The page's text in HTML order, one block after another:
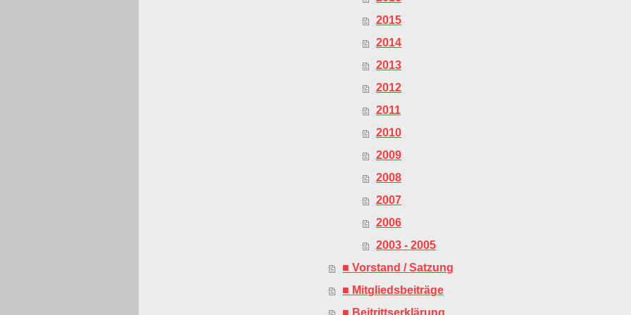
2015
2014
2013
2012
2011
2010
2009
2008
2007
2006
2003 - 2005
■ Vorstand / Satzung
■ Mitgliedsbeiträge
■ Beitrittserklärung